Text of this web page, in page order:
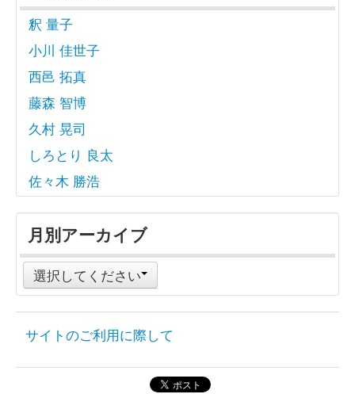
釈 量子
小川 佳世子
西邑 拓真
藤森 智博
久村 晃司
しろとり 良太
佐々木 勝浩
月別アーカイブ
選択してください
サイトのご利用に際して